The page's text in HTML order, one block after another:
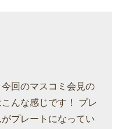
今回のマスコミ会見の
んな感じです！ プレ
プレートになってい